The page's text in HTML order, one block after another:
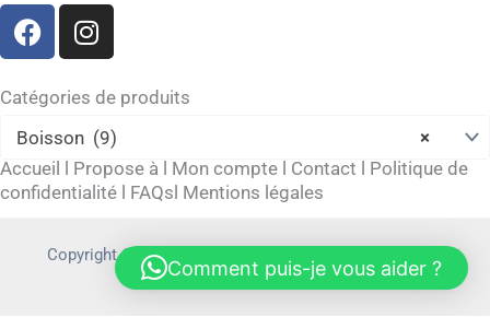
F
a
e
b
o
o
k
I
n
t
a
g
r
a
Catégories de produits
×
Boisson (9)
Accueil
Propose à Mon compte Contact
Politique de
confidentialité
FAQs Mentions légales
Copyright © 2026 gujjukhana.com | Powered by
Comment puis-je vous aider ?